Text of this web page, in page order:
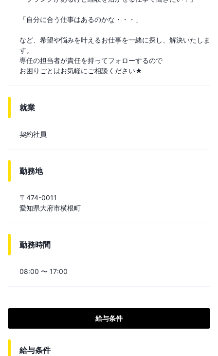
「自分に合う仕事はあるのかな・・・」
など、希望や悩みを叶えるお仕事を一緒に探し、解決いたしま
す。
専任の担当者が責任を持ってフォローするので
就業
契約社員
勤務地
〒474-0011
愛知県大府市横根町
勤務時間
08:00 〜 17:00
給与条件
給与条件